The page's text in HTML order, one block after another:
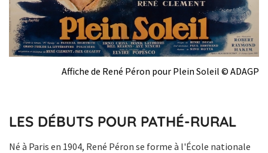
Affiche de René Péron pour Plein Soleil © ADAGP
Previous Next
LES DÉBUTS POUR PATHÉ-RURAL
Né à Paris en 1904, René Péron se forme à l'École nationale